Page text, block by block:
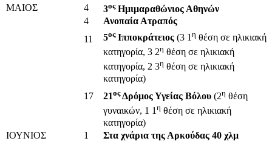
ΜΑΙΟΣ
4 3οςΗμιμαραθώνιος Αθηνών
4
Ανοπαία Ατραπός
11
5οςΙπποκράτειος (3 1 η θέση σε ηλικιακή
κατηγορία, 3 2η θέση σε ηλικιακή
κατηγορία, 2 3η θέση σε ηλικιακή
κατηγορία)
17
21οςΔρόμος Υγείας Βόλου (2η θέση
γυναικών, 1 1 η θέση σε ηλικιακή
κατηγορία)
ΙΟΥΝΙΟΣ
1
Στα χνάρια της Αρκούδας 40 χλμ